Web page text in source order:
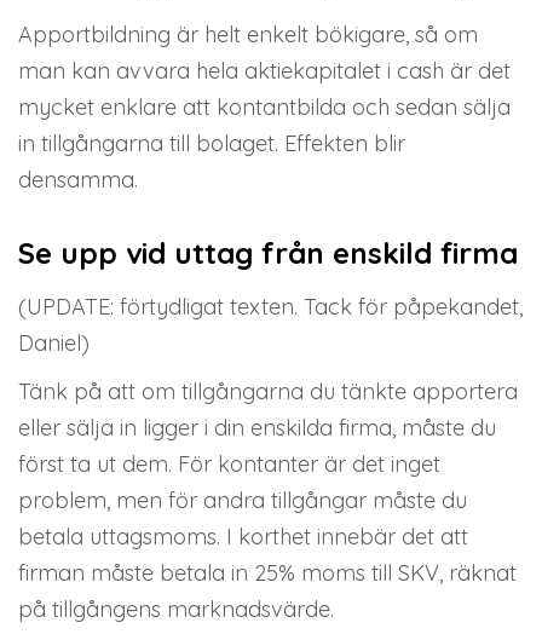
Apportbildning är helt enkelt bökigare, så om
man kan avvara hela aktiekapitalet i cash är det
mycket enklare att kontantbilda och sedan sälja
in tillgångarna till bolaget. Effekten blir
densamma.
Se upp vid uttag från enskild firma
(UPDATE: förtydligat texten. Tack för påpekandet,
Daniel)
Tänk på att om tillgångarna du tänkte apportera
eller sälja in ligger i din enskilda firma, måste du
först ta ut dem. För kontanter är det inget
problem, men för andra tillgångar måste du
betala uttagsmoms. I korthet innebär det att
firman måste betala in 25% moms till SKV, räknat
på tillgångens marknadsvärde.